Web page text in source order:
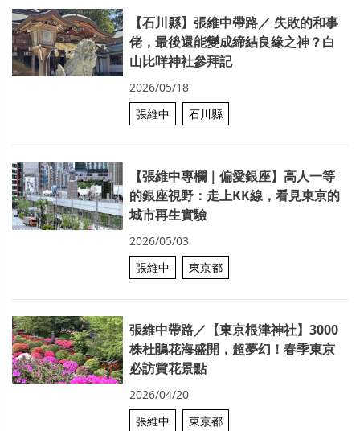
【石川縣】張維中帶路／ 失敗的和事
佬，最後還能變成締結良緣之神？白
山比咩神社參拜記
2026/05/18
張維中
石川縣
【張維中專欄｜偏愛銀座】高人一等
的銀座視野：走上KK線，看見東京的
城市再生實驗
2026/05/03
張維中
東京都
張維中帶路／【東京根津神社】3000
株杜鵑花海盛開，超夢幻！春季東京
必訪賞花景點
2026/04/20
張維中
東京都